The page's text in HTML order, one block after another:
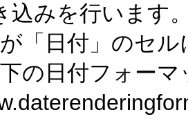
込みを行います
「日付」のセ
の日付フォー